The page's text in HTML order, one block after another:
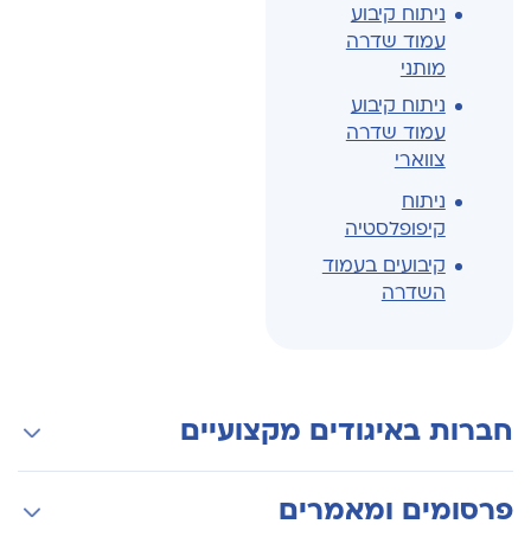
ניתוח קיבוע
עמוד שדרה
מותני
ניתוח קיבוע
עמוד שדרה
צווארי
ניתוח
קיפופלסטיה
קיבועים בעמוד
השדרה
חברות באיגודים מקצועיים
פרסומים ומאמרים